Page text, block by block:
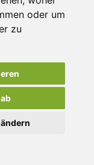
oder um
zu